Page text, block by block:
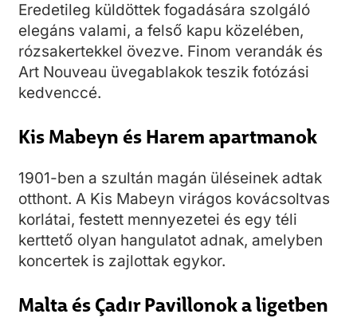
Eredetileg küldöttek fogadására szolgáló
elegáns valami, a felső kapu közelében,
rózsakertekkel övezve. Finom verandák és
Art Nouveau üvegablakok teszik fotózási
kedvenccé.
Kis Mabeyn és Harem apartmanok
1901-ben a szultán magán üléseinek adtak
otthont. A Kis Mabeyn virágos kovácsoltvas
korlátai, festett mennyezetei és egy téli
kerttető olyan hangulatot adnak, amelyben
koncertek is zajlottak egykor.
Malta és Çadır Pavillonok a ligetben